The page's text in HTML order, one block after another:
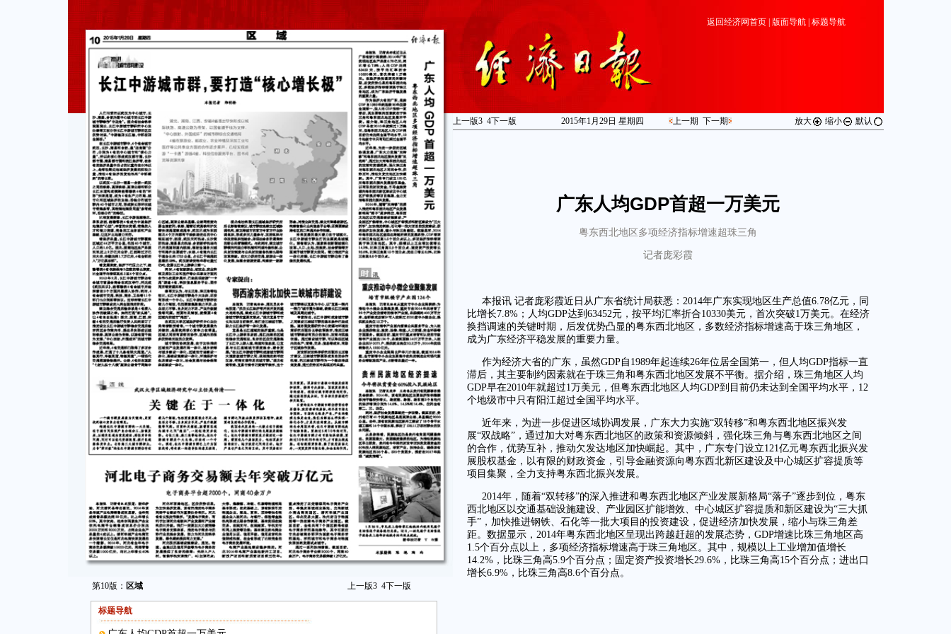
第10版： 区域 上一版3 4下一版
标题导航
返回经济网首页| 版面导航| 标题导航
上一版3 4下一版 2015年1月29日 星期 四 上一期 下一期 放大 缩小 默认
广东人均GDP首超一万美元
粤东西北地区多项经济指标增速超珠三角
记者庞彩霞
本报讯 记者庞彩霞近日从广东省统计局获悉：2014年广东实现地区生产总值6.78亿元，同
比增长7.8%；人均GDP达到63452元，按平均汇率折合10330美元，首次突破1万美元。在经济
换挡调速的关键时期，后发优势凸显的粤东西北地区，多数经济指标增速高于珠三角地区，
成为广东经济平稳发展的重要力量。
作为经济大省的广东，虽然GDP自1989年起连续26年位居全国第一，但人均GDP指标一直
滞后，其主要制约因素就在于珠三角和粤东西北地区发展不平衡。据介绍，珠三角地区人均
GDP早在2010年就超过1万美元，但粤东西北地区人均GDP到目前仍未达到全国平均水平，12
个地级市中只有阳江超过全国平均水平。
近年来，为进一步促进区域协调发展，广东大力实施“双转移”和粤东西北地区振兴发
展“双战略”，通过加大对粤东西北地区的政策和资源倾斜，强化珠三角与粤东西北地区之间
的合作，优势互补，推动欠发达地区加快崛起。其中，广东专门设立121亿元粤东西北振兴发
展股权基金，以有限的财政资金，引导金融资源向粤东西北新区建设及中心城区扩容提质等
项目集聚，全力支持粤东西北振兴发展。
2014年，随着“双转移”的深入推进和粤东西北地区产业发展新格局“落子”逐步到位，粤东
西北地区以交通基础设施建设、产业园区扩能增效、中心城区扩容提质和新区建设为“三大抓
手”，加快推进钢铁、石化等一批大项目的投资建设，促进经济加快发展，缩小与珠三角差
距。数据显示，2014年粤东西北地区呈现出跨越赶超的发展态势，GDP增速比珠三角地区高
1.5个百分点以上，多项经济指标增速高于珠三角地区。其中，规模以上工业增加值增长
14.2%，比珠三角高5.9个百分点；固定资产投资增长29.6%，比珠三角高15个百分点；进出口
增长6.9%，比珠三角高8.6个百分点。